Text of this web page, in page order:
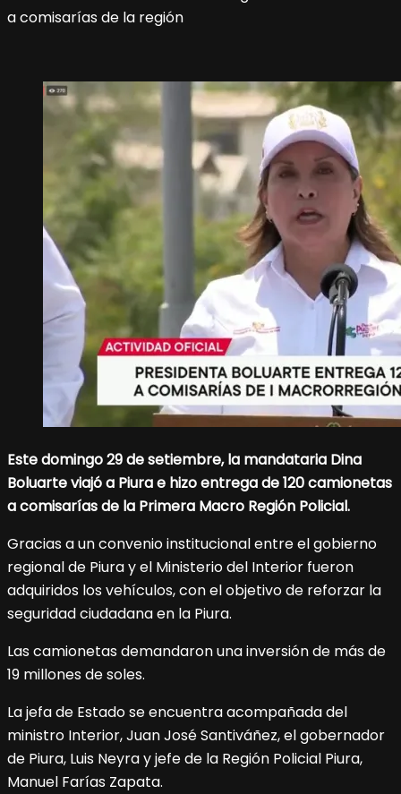
Este domingo 29 de setiembre, la mandataria Dina
Boluarte viajó a Piura e hizo entrega de 120 camionetas
a comisarías de la Primera Macro Región Policial.
Gracias a un convenio institucional entre el gobierno
regional de Piura y el Ministerio del Interior fueron
adquiridos los vehículos, con el objetivo de reforzar la
seguridad ciudadana en la Piura.
Las camionetas demandaron una inversión de más de
19 millones de soles.
La jefa de Estado se encuentra acompañada del
ministro Interior, Juan José Santiváñez, el gobernador
de Piura, Luis Neyra y jefe de la Región Policial Piura,
Manuel Farías Zapata.